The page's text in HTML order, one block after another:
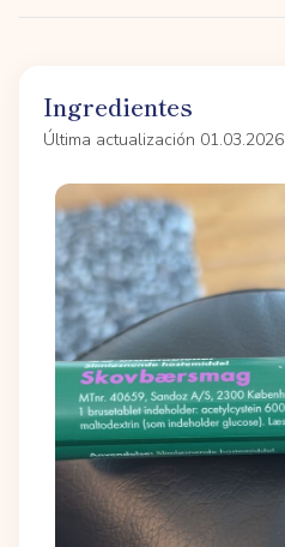
Ingredientes
Última actualización 01.03.2026